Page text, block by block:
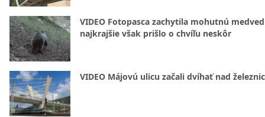
VIDEO Fotopasca zachytila mohutnú
najkrajšie však prišlo o chvíľu neskôr
VIDEO Májovú ulicu začali dvíhať nad